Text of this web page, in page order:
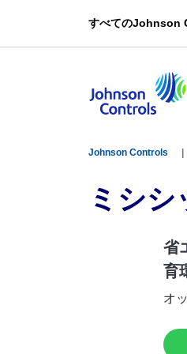
すべてのJohnson
Johnson Controls
ミシ
省エ
育環
オック